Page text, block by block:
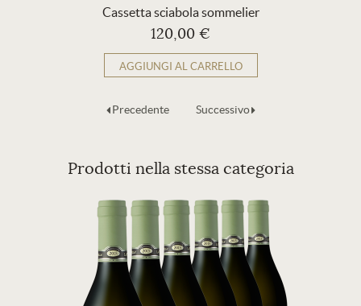
Cassetta sciabola sommelier
120,00 €
AGGIUNGI AL CARRELLO
Precedente Successivo
Prodotti nella stessa categoria